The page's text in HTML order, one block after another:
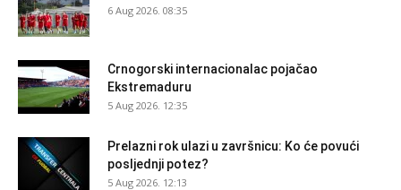
6 Aug 2026. 08:35
Crnogorski internacionalac pojačao
Ekstremaduru
5 Aug 2026. 12:35
Prelazni rok ulazi u završnicu: Ko će povući
posljednji potez?
5 Aug 2026. 12:13